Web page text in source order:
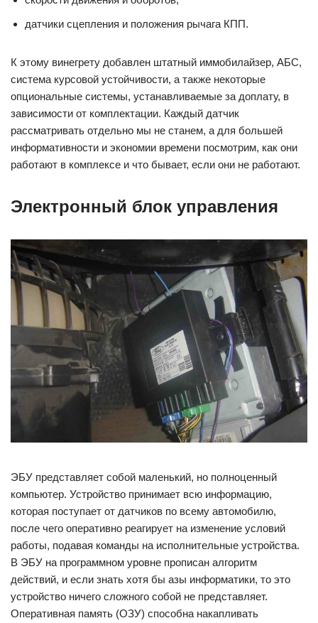
датчики сцепления и положения рычага КПП.
К этому винегрету добавлен штатный иммобилайзер, АБС,
система курсовой устойчивости, а также некоторые
опциональные системы, устанавливаемые за доплату, в
зависимости от комплектации. Каждый датчик
рассматривать отдельно мы не станем, а для большей
информативности и экономии времени посмотрим, как они
работают в комплексе и что бывает, если они не работают.
Электронный блок управления
ЭБУ представляет собой маленький, но полноценный
компьютер. Устройство принимает всю информацию,
которая поступает от датчиков по всему автомобилю,
после чего оперативно реагирует на изменение условий
работы, подавая команды на исполнительные устройства.
В ЭБУ на программном уровне прописан алгоритм
действий, и если знать хотя бы азы информатики, то это
устройство ничего сложного собой не представляет.
Оперативная память (ОЗУ) способна накапливать